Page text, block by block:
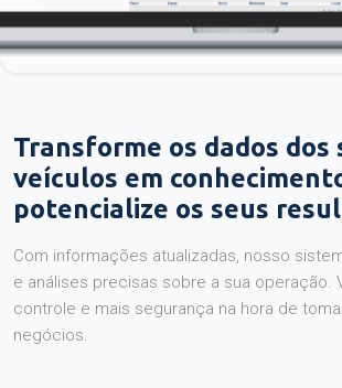
Transforme os dados dos
veículos em
potencialize os seus
Com informações atualizadas, nosso
e análises precisas sobre a sua operação.
controle e mais segurança na hora de
negócios.